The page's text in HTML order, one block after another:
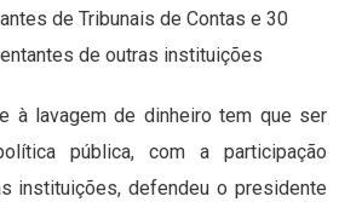
de Tribunais de Contas e 30
de outras instituições
à lavagem de dinheiro tem que ser
pública, com a participação
instituições, defendeu o presidente